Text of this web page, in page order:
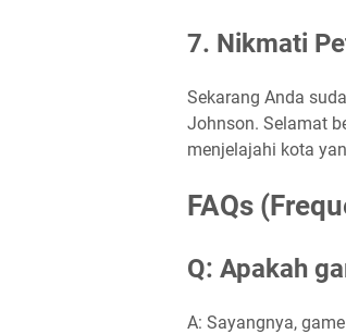
7. Nikmati
Sekarang Anda
Johnson. Selamat
menjelajahi kota
FAQs
Q: Apakah
A: Sayangnya,